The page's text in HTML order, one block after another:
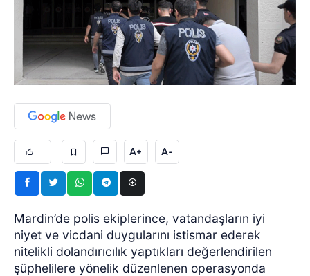
A+ A-
Mardin’de polis ekiplerince, vatandaşların iyi
niyet ve vicdani duygularını istismar ederek
nitelikli dolandırıcılık yaptıkları değerlendirilen
şüphelilere yönelik düzenlenen operasyonda